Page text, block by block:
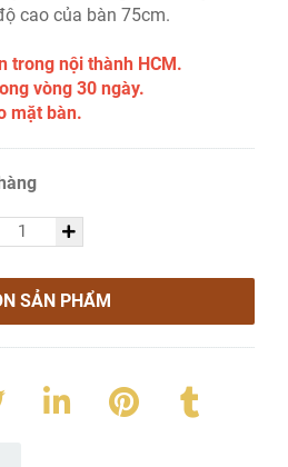
cao của bàn 75cm.
trong nội thành HCM.
vòng 30 ngày.
mặt bàn.
SẢN PHẨM